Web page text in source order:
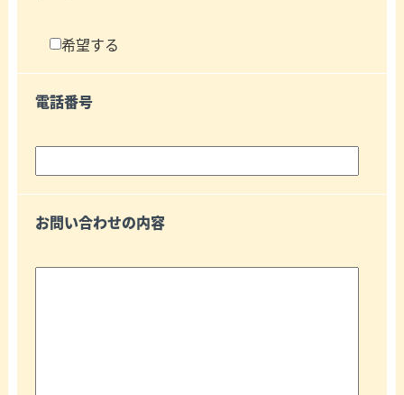
希望する
電話番号
お問い合わせの内容